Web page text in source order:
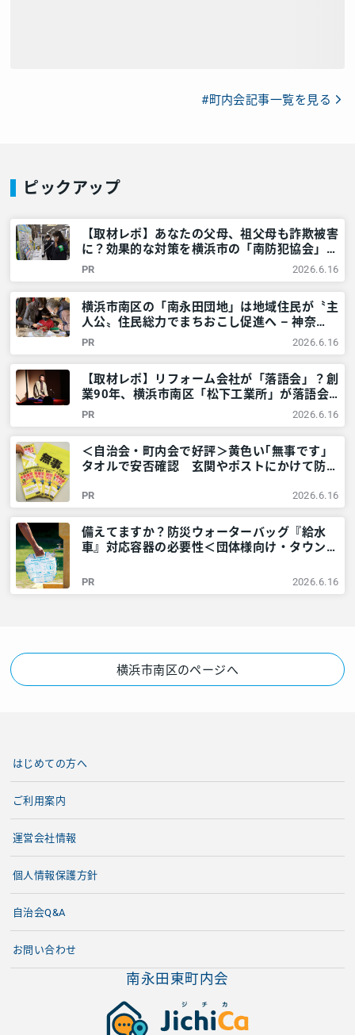
#町内会記事一覧を見る
ピックアップ
【取材レポ】あなたの父母、祖父母も詐欺被害
に？効果的な対策を横浜市の「南防犯協会」に
教えてもらいました！ – 神奈川・東京多摩の
ご近所情報 – レアリア
PR 2026.6.16
横浜市南区の「南永田団地」は地域住民が〝主
人公〟住民総力でまちおこし促進へ – 神奈
川・東京多摩のご近所情報 – レアリア
PR 2026.6.16
【取材レポ】リフォーム会社が「落語会」？創
業90年、横浜市南区「松下工業所」が落語会
を開くワケ – 神奈川・東京多摩のご近所情報
– レアリア
PR 2026.6.16
＜自治会・町内会で好評＞黄色い｢無事です｣
タオルで安否確認 玄関やポストにかけて防災
アリア
PR 2026.6.16
備えてますか？防災ウォーターバッグ『給水
車』対応容器の必要性＜団体様向け・タウンニ
多摩のご近所情報 – レアリア
PR 2026.6.16
横浜市南区のページへ
南永田東町内会
はじめての方へ
ご利用案内
運営会社情報
個人情報保護方針
自治会Q&A
お問い合わせ